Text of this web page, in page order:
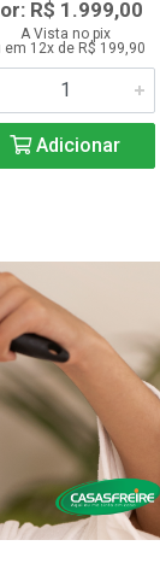
R$ 1.999,00
A Vista no pix
em 12x de R$ 199,90
Adicionar